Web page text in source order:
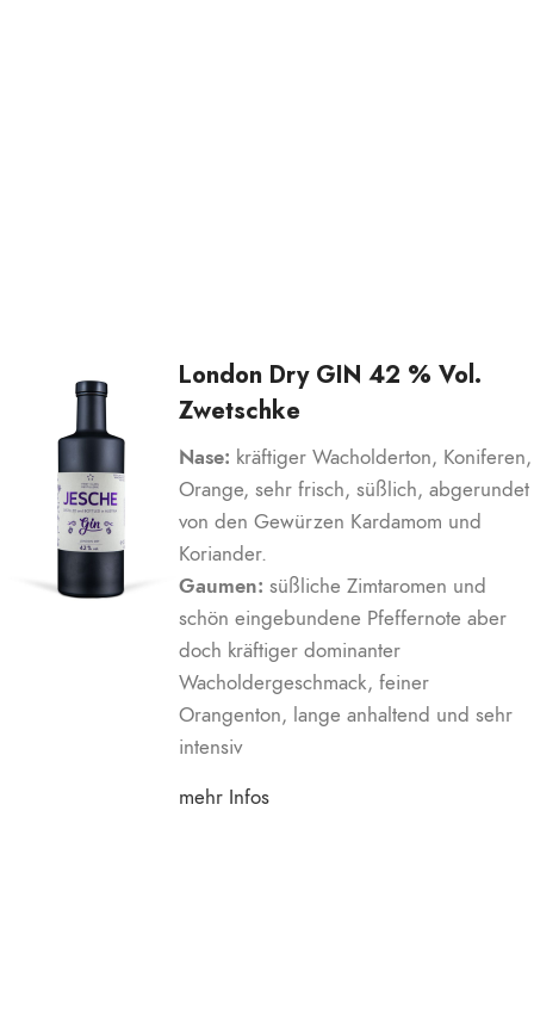
London Dry GIN 42 % Vol.
Zwetschke
Nase: kräftiger Wacholderton, Koniferen,
Orange, sehr frisch, süßlich, abgerundet
von den Gewürzen Kardamom und
Koriander.
Gaumen: süßliche Zimtaromen und
schön eingebundene Pfeffernote aber
doch kräftiger dominanter
Wacholdergeschmack, feiner
Orangenton, lange anhaltend und sehr
intensiv
mehr Infos